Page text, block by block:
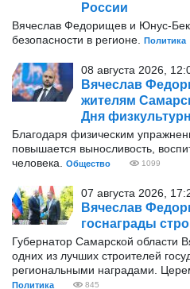
России
Вячеслав Федорищев и Юнус-
безопасности в регионе.
Политика
08 августа 2026,
Вячеслав
жителям
Дня
Благодаря физическим
повышается выносливость,
человека.
Общество 1099
07 августа 2026,
Вячеслав
госнаграды
Губернатор Самарской области
одних из лучших строителей
региональными наградами.
Политика 845